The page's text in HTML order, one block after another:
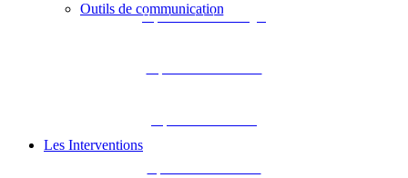
Outils de communication
Les Interventions
Département de la Dordogne